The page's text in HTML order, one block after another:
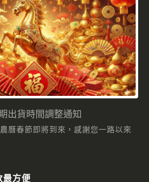
出貨時間調整通知
曆春節即將到來，感謝您一路以來
最方便